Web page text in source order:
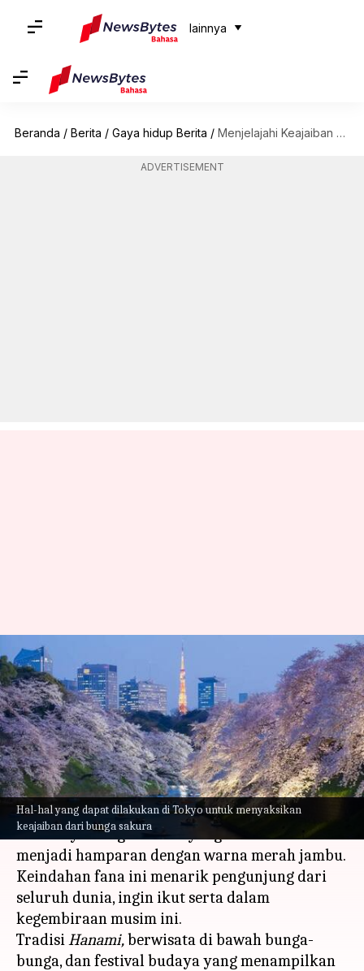
lainnya
Beranda / Berita / Gaya hidup Berita / Menjelajahi Keajaiban Mekarnya Bunga Sakura Di Tokyo
ADVERTISEMENT
Hal-hal yang dapat dilakukan di Tokyo untuk menyaksikan
keajaiban dari bunga sakura
Menjelajahi Keajaiban
Mekarnya Bunga Sakura Di
Tokyo
menulis Handoko Mar 18, 2024 12:05 pm
Apa ceritanya
Musim semi di Tokyo, Jepang, ditandai dengan
mekarnya bunga sakura yang membuat kota ini
menjadi hamparan dengan warna merah jambu.
Keindahan fana ini menarik pengunjung dari
seluruh dunia, ingin ikut serta dalam
kegembiraan musim ini.
TradisiHanami,berwisata di bawah bunga-
bunga, dan festival budaya yang menampilkan